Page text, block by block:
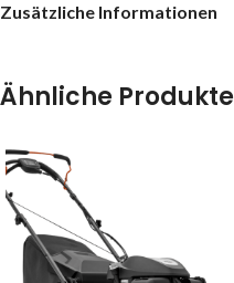
Zusätzliche Informationen
Ähnliche Produkte